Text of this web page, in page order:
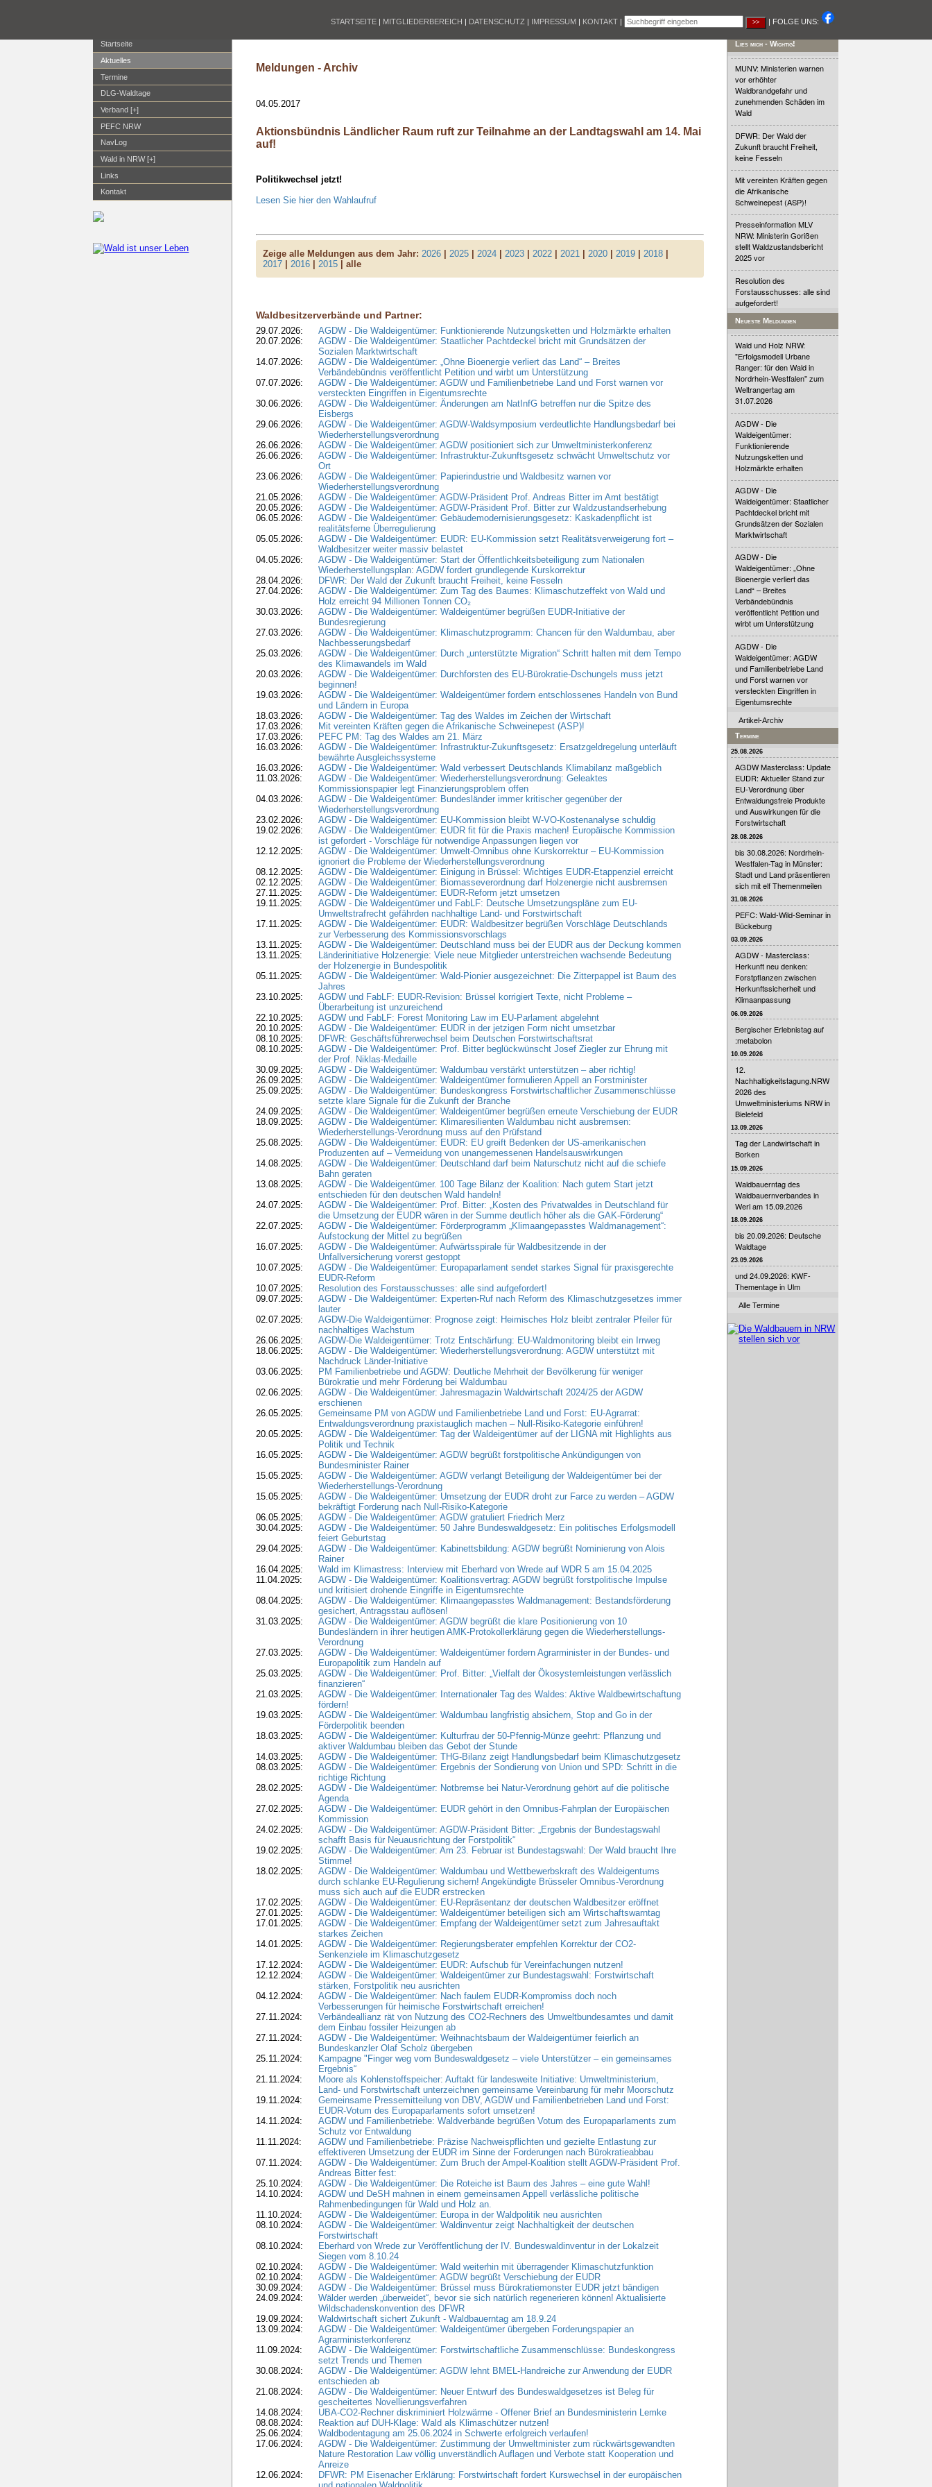
STARTSEITE | MITGLIEDERBEREICH | DATENSCHUTZ | IMPRESSUM | KONTAKT | | FOLGE UNS:
Startseite
Aktuelles
Termine
DLG-Waldtage
Verband [+]
PEFC NRW
NavLog
Wald in NRW [+]
Links
Kontakt
Meldungen - Archiv
04.05.2017
Aktionsbündnis Ländlicher Raum ruft zur Teilnahme an der Landtagswahl am 14. Mai
auf!
Politikwechsel jetzt!
Lesen Sie hier den Wahlaufruf
Zeige alle Meldungen aus dem Jahr: 2026| 2025| 2024| 2023| 2022| 2021| 2020| 2019| 2018|
2017| 2016| 2015| alle
Waldbesitzerverbände und Partner:
29.07.2026:
AGDW - Die Waldeigentümer: Funktionierende Nutzungsketten und Holzmärkte erhalten
20.07.2026:
AGDW - Die Waldeigentümer: Staatlicher Pachtdeckel bricht mit Grundsätzen der
Sozialen Marktwirtschaft
14.07.2026:
AGDW - Die Waldeigentümer: „Ohne Bioenergie verliert das Land“ – Breites
Verbändebündnis veröffentlicht Petition und wirbt um Unterstützung
07.07.2026:
AGDW - Die Waldeigentümer: AGDW und Familienbetriebe Land und Forst warnen vor
versteckten Eingriffen in Eigentumsrechte
30.06.2026:
AGDW - Die Waldeigentümer: Änderungen am NatInfG betreffen nur die Spitze des
Eisbergs
29.06.2026:
AGDW - Die Waldeigentümer: AGDW-Waldsymposium verdeutlichte Handlungsbedarf bei
Wiederherstellungsverordnung
26.06.2026:
AGDW - Die Waldeigentümer: AGDW positioniert sich zur Umweltministerkonferenz
26.06.2026:
AGDW - Die Waldeigentümer: Infrastruktur-Zukunftsgesetz schwächt Umweltschutz vor
Ort
23.06.2026:
AGDW - Die Waldeigentümer: Papierindustrie und Waldbesitz warnen vor
Wiederherstellungsverordnung
21.05.2026:
AGDW - Die Waldeigentümer: AGDW-Präsident Prof. Andreas Bitter im Amt bestätigt
20.05.2026:
AGDW - Die Waldeigentümer: AGDW-Präsident Prof. Bitter zur Waldzustandserhebung
06.05.2026:
AGDW - Die Waldeigentümer: Gebäudemodernisierungsgesetz: Kaskadenpflicht ist
realitätsferne Überregulierung
05.05.2026:
AGDW - Die Waldeigentümer: EUDR: EU-Kommission setzt Realitätsverweigerung fort –
Waldbesitzer weiter massiv belastet
04.05.2026:
AGDW - Die Waldeigentümer: Start der Öffentlichkeitsbeteiligung zum Nationalen
Wiederherstellungsplan: AGDW fordert grundlegende Kurskorrektur
28.04.2026:
DFWR: Der Wald der Zukunft braucht Freiheit, keine Fesseln
27.04.2026:
AGDW - Die Waldeigentümer: Zum Tag des Baumes: Klimaschutzeffekt von Wald und
Holz erreicht 94 Millionen Tonnen CO₂
30.03.2026:
AGDW - Die Waldeigentümer: Waldeigentümer begrüßen EUDR-Initiative der
Bundesregierung
27.03.2026:
AGDW - Die Waldeigentümer: Klimaschutzprogramm: Chancen für den Waldumbau, aber
Nachbesserungsbedarf
25.03.2026:
AGDW - Die Waldeigentümer: Durch „unterstützte Migration“ Schritt halten mit dem Tempo
des Klimawandels im Wald
20.03.2026:
AGDW - Die Waldeigentümer: Durchforsten des EU-Bürokratie-Dschungels muss jetzt
beginnen!
19.03.2026:
AGDW - Die Waldeigentümer: Waldeigentümer fordern entschlossenes Handeln von Bund
und Ländern in Europa
18.03.2026:
AGDW - Die Waldeigentümer: Tag des Waldes im Zeichen der Wirtschaft
17.03.2026:
Mit vereinten Kräften gegen die Afrikanische Schweinepest (ASP)!
17.03.2026:
PEFC PM: Tag des Waldes am 21. März
16.03.2026:
AGDW - Die Waldeigentümer: Infrastruktur-Zukunftsgesetz: Ersatzgeldregelung unterläuft
bewährte Ausgleichssysteme
16.03.2026:
AGDW - Die Waldeigentümer: Wald verbessert Deutschlands Klimabilanz maßgeblich
11.03.2026:
AGDW - Die Waldeigentümer: Wiederherstellungsverordnung: Geleaktes
Kommissionspapier legt Finanzierungsproblem offen
04.03.2026:
AGDW - Die Waldeigentümer: Bundesländer immer kritischer gegenüber der
Wiederherstellungsverordnung
23.02.2026:
AGDW - Die Waldeigentümer: EU-Kommission bleibt W-VO-Kostenanalyse schuldig
19.02.2026:
AGDW - Die Waldeigentümer: EUDR fit für die Praxis machen! Europäische Kommission
ist gefordert - Vorschläge für notwendige Anpassungen liegen vor
12.12.2025:
AGDW - Die Waldeigentümer: Umwelt-Omnibus ohne Kurskorrektur – EU-Kommission
ignoriert die Probleme der Wiederherstellungsverordnung
08.12.2025:
AGDW - Die Waldeigentümer: Einigung in Brüssel: Wichtiges EUDR-Etappenziel erreicht
02.12.2025:
AGDW - Die Waldeigentümer: Biomasseverordnung darf Holzenergie nicht ausbremsen
27.11.2025:
AGDW - Die Waldeigentümer: EUDR-Reform jetzt umsetzen
19.11.2025:
AGDW - Die Waldeigentümer und FabLF: Deutsche Umsetzungspläne zum EU-
Umweltstrafrecht gefährden nachhaltige Land- und Forstwirtschaft
17.11.2025:
AGDW - Die Waldeigentümer: EUDR: Waldbesitzer begrüßen Vorschläge Deutschlands
zur Verbesserung des Kommissionsvorschlags
13.11.2025:
AGDW - Die Waldeigentümer: Deutschland muss bei der EUDR aus der Deckung kommen
13.11.2025:
Länderinitiative Holzenergie: Viele neue Mitglieder unterstreichen wachsende Bedeutung
der Holzenergie in Bundespolitik
05.11.2025:
AGDW - Die Waldeigentümer: Wald-Pionier ausgezeichnet: Die Zitterpappel ist Baum des
Jahres
23.10.2025:
AGDW und FabLF: EUDR-Revision: Brüssel korrigiert Texte, nicht Probleme –
Überarbeitung ist unzureichend
22.10.2025:
AGDW und FabLF: Forest Monitoring Law im EU-Parlament abgelehnt
20.10.2025:
AGDW - Die Waldeigentümer: EUDR in der jetzigen Form nicht umsetzbar
08.10.2025:
DFWR: Geschäftsführerwechsel beim Deutschen Forstwirtschaftsrat
08.10.2025:
AGDW - Die Waldeigentümer: Prof. Bitter beglückwünscht Josef Ziegler zur Ehrung mit
der Prof. Niklas-Medaille
30.09.2025:
AGDW - Die Waldeigentümer: Waldumbau verstärkt unterstützen – aber richtig!
26.09.2025:
AGDW - Die Waldeigentümer: Waldeigentümer formulieren Appell an Forstminister
25.09.2025:
AGDW - Die Waldeigentümer: Bundeskongress Forstwirtschaftlicher Zusammenschlüsse
setzte klare Signale für die Zukunft der Branche
24.09.2025:
AGDW - Die Waldeigentümer: Waldeigentümer begrüßen erneute Verschiebung der EUDR
18.09.2025:
AGDW - Die Waldeigentümer: Klimaresilienten Waldumbau nicht ausbremsen:
Wiederherstellungs-Verordnung muss auf den Prüfstand
25.08.2025:
AGDW - Die Waldeigentümer: EUDR: EU greift Bedenken der US-amerikanischen
Produzenten auf – Vermeidung von unangemessenen Handelsauswirkungen
14.08.2025:
AGDW - Die Waldeigentümer: Deutschland darf beim Naturschutz nicht auf die schiefe
Bahn geraten
13.08.2025:
AGDW - Die Waldeigentümer. 100 Tage Bilanz der Koalition: Nach gutem Start jetzt
entschieden für den deutschen Wald handeln!
24.07.2025:
AGDW - Die Waldeigentümer: Prof. Bitter: „Kosten des Privatwaldes in Deutschland für
die Umsetzung der EUDR wären in der Summe deutlich höher als die GAK-Förderung“
22.07.2025:
AGDW - Die Waldeigentümer: Förderprogramm „Klimaangepasstes Waldmanagement“:
Aufstockung der Mittel zu begrüßen
16.07.2025:
AGDW - Die Waldeigentümer: Aufwärtsspirale für Waldbesitzende in der
Unfallversicherung vorerst gestoppt
10.07.2025:
AGDW - Die Waldeigentümer: Europaparlament sendet starkes Signal für praxisgerechte
EUDR-Reform
10.07.2025:
Resolution des Forstausschusses: alle sind aufgefordert!
09.07.2025:
AGDW - Die Waldeigentümer: Experten-Ruf nach Reform des Klimaschutzgesetzes immer
lauter
02.07.2025:
AGDW-Die Waldeigentümer: Prognose zeigt: Heimisches Holz bleibt zentraler Pfeiler für
nachhaltiges Wachstum
26.06.2025:
AGDW-Die Waldeigentümer: Trotz Entschärfung: EU-Waldmonitoring bleibt ein Irrweg
18.06.2025:
AGDW - Die Waldeigentümer: Wiederherstellungsverordnung: AGDW unterstützt mit
Nachdruck Länder-Initiative
03.06.2025:
PM Familienbetriebe und AGDW: Deutliche Mehrheit der Bevölkerung für weniger
Bürokratie und mehr Förderung bei Waldumbau
02.06.2025:
AGDW - Die Waldeigentümer: Jahresmagazin Waldwirtschaft 2024/25 der AGDW
erschienen
26.05.2025:
Gemeinsame PM von AGDW und Familienbetriebe Land und Forst: EU-Agrarrat:
Entwaldungsverordnung praxistauglich machen – Null-Risiko-Kategorie einführen!
20.05.2025:
AGDW - Die Waldeigentümer: Tag der Waldeigentümer auf der LIGNA mit Highlights aus
Politik und Technik
16.05.2025:
AGDW - Die Waldeigentümer: AGDW begrüßt forstpolitische Ankündigungen von
Bundesminister Rainer
15.05.2025:
AGDW - Die Waldeigentümer: AGDW verlangt Beteiligung der Waldeigentümer bei der
Wiederherstellungs-Verordnung
15.05.2025:
AGDW - Die Waldeigentümer: Umsetzung der EUDR droht zur Farce zu werden – AGDW
bekräftigt Forderung nach Null-Risiko-Kategorie
06.05.2025:
AGDW - Die Waldeigentümer: AGDW gratuliert Friedrich Merz
30.04.2025:
AGDW - Die Waldeigentümer: 50 Jahre Bundeswaldgesetz: Ein politisches Erfolgsmodell
feiert Geburtstag
29.04.2025:
AGDW - Die Waldeigentümer: Kabinettsbildung: AGDW begrüßt Nominierung von Alois
Rainer
16.04.2025:
Wald im Klimastress: Interview mit Eberhard von Wrede auf WDR 5 am 15.04.2025
11.04.2025:
AGDW - Die Waldeigentümer: Koalitionsvertrag: AGDW begrüßt forstpolitische Impulse
und kritisiert drohende Eingriffe in Eigentumsrechte
08.04.2025:
AGDW - Die Waldeigentümer: Klimaangepasstes Waldmanagement: Bestandsförderung
gesichert, Antragsstau auflösen!
31.03.2025:
AGDW - Die Waldeigentümer: AGDW begrüßt die klare Positionierung von 10
Bundesländern in ihrer heutigen AMK-Protokollerklärung gegen die Wiederherstellungs-
Verordnung
27.03.2025:
AGDW - Die Waldeigentümer: Waldeigentümer fordern Agrarminister in der Bundes- und
Europapolitik zum Handeln auf
25.03.2025:
AGDW - Die Waldeigentümer: Prof. Bitter: „Vielfalt der Ökosystemleistungen verlässlich
finanzieren“
21.03.2025:
AGDW - Die Waldeigentümer: Internationaler Tag des Waldes: Aktive Waldbewirtschaftung
fördern!
19.03.2025:
AGDW - Die Waldeigentümer: Waldumbau langfristig absichern, Stop and Go in der
Förderpolitik beenden
18.03.2025:
AGDW - Die Waldeigentümer: Kulturfrau der 50-Pfennig-Münze geehrt: Pflanzung und
aktiver Waldumbau bleiben das Gebot der Stunde
14.03.2025:
AGDW - Die Waldeigentümer: THG-Bilanz zeigt Handlungsbedarf beim Klimaschutzgesetz
08.03.2025:
AGDW - Die Waldeigentümer: Ergebnis der Sondierung von Union und SPD: Schritt in die
richtige Richtung
28.02.2025:
AGDW - Die Waldeigentümer: Notbremse bei Natur-Verordnung gehört auf die politische
Agenda
27.02.2025:
AGDW - Die Waldeigentümer: EUDR gehört in den Omnibus-Fahrplan der Europäischen
Kommission
24.02.2025:
AGDW - Die Waldeigentümer: AGDW-Präsident Bitter: „Ergebnis der Bundestagswahl
schafft Basis für Neuausrichtung der Forstpolitik“
19.02.2025:
AGDW - Die Waldeigentümer: Am 23. Februar ist Bundestagswahl: Der Wald braucht Ihre
Stimme!
18.02.2025:
AGDW - Die Waldeigentümer: Waldumbau und Wettbewerbskraft des Waldeigentums
durch schlanke EU-Regulierung sichern! Angekündigte Brüsseler Omnibus-Verordnung
muss sich auch auf die EUDR erstrecken
17.02.2025:
AGDW - Die Waldeigentümer: EU-Repräsentanz der deutschen Waldbesitzer eröffnet
27.01.2025:
AGDW - Die Waldeigentümer: Waldeigentümer beteiligen sich am Wirtschaftswarntag
17.01.2025:
AGDW - Die Waldeigentümer: Empfang der Waldeigentümer setzt zum Jahresauftakt
starkes Zeichen
14.01.2025:
AGDW - Die Waldeigentümer: Regierungsberater empfehlen Korrektur der CO2-
Senkenziele im Klimaschutzgesetz
17.12.2024:
AGDW - Die Waldeigentümer: EUDR: Aufschub für Vereinfachungen nutzen!
12.12.2024:
AGDW - Die Waldeigentümer: Waldeigentümer zur Bundestagswahl: Forstwirtschaft
stärken, Forstpolitik neu ausrichten
04.12.2024:
AGDW - Die Waldeigentümer: Nach faulem EUDR-Kompromiss doch noch
Verbesserungen für heimische Forstwirtschaft erreichen!
27.11.2024:
Verbändeallianz rät von Nutzung des CO2-Rechners des Umweltbundesamtes und damit
dem Einbau fossiler Heizungen ab
27.11.2024:
AGDW - Die Waldeigentümer: Weihnachtsbaum der Waldeigentümer feierlich an
Bundeskanzler Olaf Scholz übergeben
25.11.2024:
Kampagne "Finger weg vom Bundeswaldgesetz – viele Unterstützer – ein gemeinsames
Ergebnis“
21.11.2024:
Moore als Kohlenstoffspeicher: Auftakt für landesweite Initiative: Umweltministerium,
Land- und Forstwirtschaft unterzeichnen gemeinsame Vereinbarung für mehr Moorschutz
19.11.2024:
Gemeinsame Pressemitteilung von DBV, AGDW und Familienbetrieben Land und Forst:
EUDR-Votum des Europaparlaments sofort umsetzen!
14.11.2024:
AGDW und Familienbetriebe: Waldverbände begrüßen Votum des Europaparlaments zum
Schutz vor Entwaldung
11.11.2024:
AGDW und Familienbetriebe: Präzise Nachweispflichten und gezielte Entlastung zur
effektiveren Umsetzung der EUDR im Sinne der Forderungen nach Bürokratieabbau
07.11.2024:
AGDW - Die Waldeigentümer: Zum Bruch der Ampel-Koalition stellt AGDW-Präsident Prof.
Andreas Bitter fest:
25.10.2024:
AGDW - Die Waldeigentümer: Die Roteiche ist Baum des Jahres – eine gute Wahl!
14.10.2024:
AGDW und DeSH mahnen in einem gemeinsamen Appell verlässliche politische
Rahmenbedingungen für Wald und Holz an.
11.10.2024:
AGDW - Die Waldeigentümer: Europa in der Waldpolitik neu ausrichten
08.10.2024:
AGDW - Die Waldeigentümer: Waldinventur zeigt Nachhaltigkeit der deutschen
Forstwirtschaft
08.10.2024:
Eberhard von Wrede zur Veröffentlichung der IV. Bundeswaldinventur in der Lokalzeit
Siegen vom 8.10.24
02.10.2024:
AGDW - Die Waldeigentümer: Wald weiterhin mit überragender Klimaschutzfunktion
02.10.2024:
AGDW - Die Waldeigentümer: AGDW begrüßt Verschiebung der EUDR
30.09.2024:
AGDW - Die Waldeigentümer: Brüssel muss Bürokratiemonster EUDR jetzt bändigen
24.09.2024:
Wälder werden „überweidet“, bevor sie sich natürlich regenerieren können! Aktualisierte
Wildschadenskonvention des DFWR
19.09.2024:
Waldwirtschaft sichert Zukunft - Waldbauerntag am 18.9.24
13.09.2024:
AGDW - Die Waldeigentümer: Waldeigentümer übergeben Forderungspapier an
Agrarministerkonferenz
11.09.2024:
AGDW - Die Waldeigentümer: Forstwirtschaftliche Zusammenschlüsse: Bundeskongress
setzt Trends und Themen
30.08.2024:
AGDW - Die Waldeigentümer: AGDW lehnt BMEL-Handreiche zur Anwendung der EUDR
entschieden ab
21.08.2024:
AGDW - Die Waldeigentümer: Neuer Entwurf des Bundeswaldgesetzes ist Beleg für
gescheitertes Novellierungsverfahren
14.08.2024:
UBA-CO2-Rechner diskriminiert Holzwärme - Offener Brief an Bundesministerin Lemke
08.08.2024:
Reaktion auf DUH-Klage: Wald als Klimaschützer nutzen!
25.06.2024:
Waldbodentagung am 25.06.2024 in Schwerte erfolgreich verlaufen!
17.06.2024:
AGDW - Die Waldeigentümer: Zustimmung der Umweltminister zum rückwärtsgewandten
Nature Restoration Law völlig unverständlich Auflagen und Verbote statt Kooperation und
Anreize
12.06.2024:
DFWR: PM Eisenacher Erklärung: Forstwirtschaft fordert Kurswechsel in der europäischen
Lies mich - Wichtig!
MUNV: Ministerien warnen
vor erhöhter
Waldbrandgefahr und
zunehmenden Schäden im
Wald
DFWR: Der Wald der
Zukunft braucht Freiheit,
keine Fesseln
Mit vereinten Kräften gegen
die Afrikanische
Schweinepest (ASP)!
Presseinformation MLV
NRW: Ministerin Gorißen
stellt Waldzustandsbericht
2025 vor
Resolution des
Forstausschusses: alle sind
aufgefordert!
Neueste Meldungen
Wald und Holz NRW:
"Erfolgsmodell Urbane
Ranger: für den Wald in
Nordrhein-Westfalen" zum
Weltrangertag am
31.07.2026
AGDW - Die
Waldeigentümer:
Funktionierende
Nutzungsketten und
Holzmärkte erhalten
AGDW - Die
Waldeigentümer: Staatlicher
Pachtdeckel bricht mit
Grundsätzen der Sozialen
Marktwirtschaft
AGDW - Die
Waldeigentümer: „Ohne
Bioenergie verliert das
Land“ – Breites
Verbändebündnis
veröffentlicht Petition und
wirbt um Unterstützung
AGDW - Die
Waldeigentümer: AGDW
und Familienbetriebe Land
und Forst warnen vor
versteckten Eingriffen in
Eigentumsrechte
Artikel-Archiv
Termine
25.08.2026
AGDW Masterclass: Update
EUDR: Aktueller Stand zur
EU-Verordnung über
Entwaldungsfreie Produkte
und Auswirkungen für die
Forstwirtschaft
28.08.2026
bis 30.08.2026: Nordrhein-
Westfalen-Tag in Münster:
Stadt und Land präsentieren
sich mit elf Themenmeilen
31.08.2026
PEFC: Wald-Wild-Seminar in
Bückeburg
03.09.2026
AGDW - Masterclass:
Herkunft neu denken:
Forstpflanzen zwischen
Herkunftssicherheit und
Klimaanpassung
06.09.2026
Bergischer Erlebnistag auf
:metabolon
10.09.2026
12.
Nachhaltigkeitstagung.NRW
2026 des
Umweltministeriums NRW in
Bielefeld
13.09.2026
Tag der Landwirtschaft in
Borken
15.09.2026
Waldbauerntag des
Waldbauernverbandes in
Werl am 15.09.2026
18.09.2026
bis 20.09.2026: Deutsche
Waldtage
23.09.2026
und 24.09.2026: KWF-
Thementage in Ulm
Alle Termine